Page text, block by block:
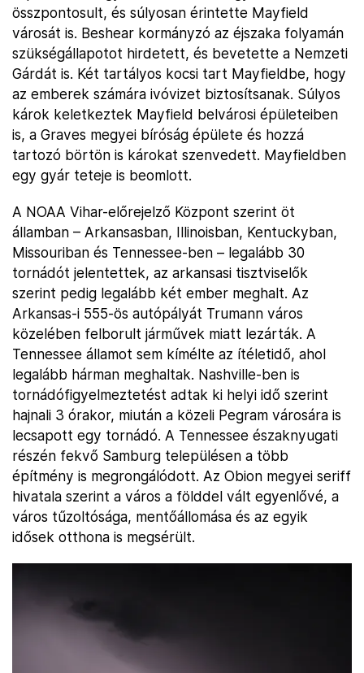
összpontosult, és súlyosan érintette Mayfield
városát is. Beshear kormányzó az éjszaka folyamán
szükségállapotot hirdetett, és bevetette a Nemzeti
Gárdát is. Két tartályos kocsi tart Mayfieldbe, hogy
az emberek számára ivóvizet biztosítsanak. Súlyos
károk keletkeztek Mayfield belvárosi épületeiben
is, a Graves megyei bíróság épülete és hozzá
tartozó börtön is károkat szenvedett. Mayfieldben
egy gyár teteje is beomlott.
A NOAA Vihar-előrejelző Központ szerint öt
államban – Arkansasban, Illinoisban, Kentuckyban,
Missouriban és Tennessee-ben – legalább 30
tornádót jelentettek, az arkansasi tisztviselők
szerint pedig legalább két ember meghalt. Az
Arkansas-i 555-ös autópályát Trumann város
közelében felborult járművek miatt lezárták. A
Tennessee államot sem kímélte az ítéletidő, ahol
legalább hárman meghaltak. Nashville-ben is
tornádófigyelmeztetést adtak ki helyi idő szerint
hajnali 3 órakor, miután a közeli Pegram városára is
lecsapott egy tornádó. A Tennessee északnyugati
részén fekvő Samburg településen a több
építmény is megrongálódott. Az Obion megyei seriff
hivatala szerint a város a földdel vált egyenlővé, a
város tűzoltósága, mentőállomása és az egyik
idősek otthona is megsérült.